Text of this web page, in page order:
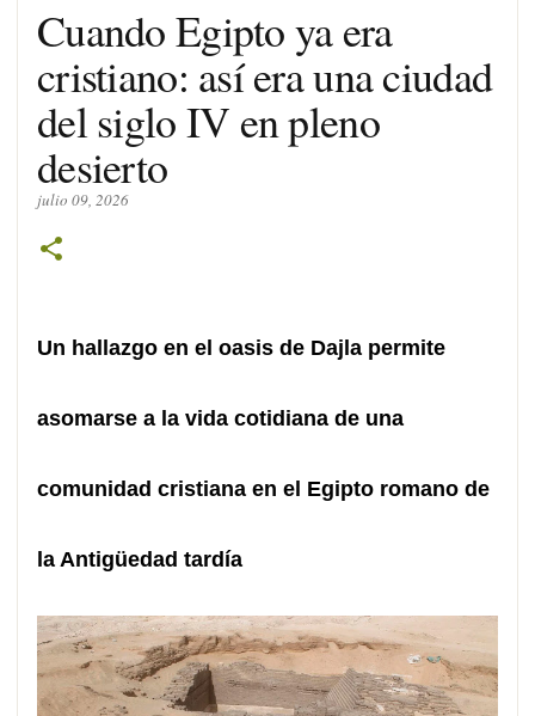
Cuando Egipto ya era
cristiano: así era una ciudad
del siglo IV en pleno
desierto
julio 09, 2026
Un hallazgo en el oasis de Dajla permite
asomarse a la vida cotidiana de una
comunidad cristiana en el Egipto romano de
la Antigüedad tardía